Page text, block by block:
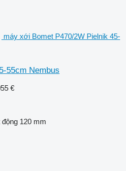
máy xới Bomet P470/2W Pielnik 45-
55cm Nembus
€
120 mm